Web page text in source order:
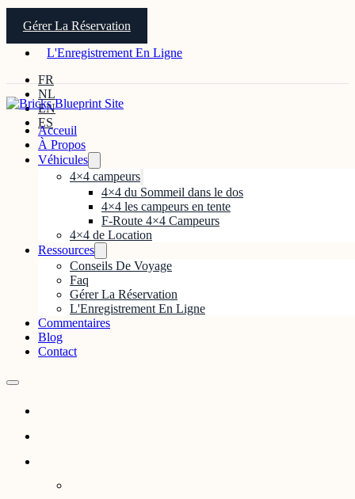
Gérer La Réservation
L'Enregistrement En Ligne
FR
NL
EN
ES
Acceuil
À Propos
Véhicules
4×4 campeurs
4×4 du Sommeil dans le dos
4×4 les campeurs en tente
F-Route 4×4 Campeurs
4×4 de Location
Ressources
Conseils De Voyage
Faq
Gérer La Réservation
L'Enregistrement En Ligne
Commentaires
Blog
Contact